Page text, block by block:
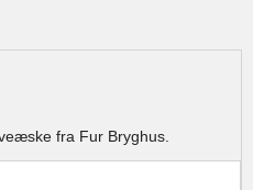
fra Fur Bryghus.